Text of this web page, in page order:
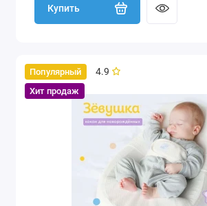
Купить
Популярный
Хит продаж
4.9